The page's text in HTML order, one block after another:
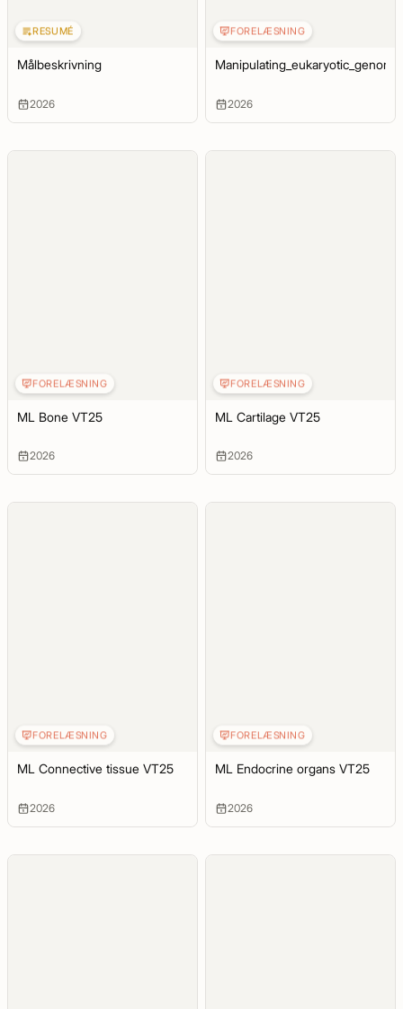
RESUMÉ
Målbeskrivning
2026
FORELÆSNING
2026
FORELÆSNING
ML Bone VT25
2026
FORELÆSNING
ML Cartilage VT25
2026
FORELÆSNING
ML Connective tissue VT25
2026
FORELÆSNING
ML Endocrine organs VT25
2026